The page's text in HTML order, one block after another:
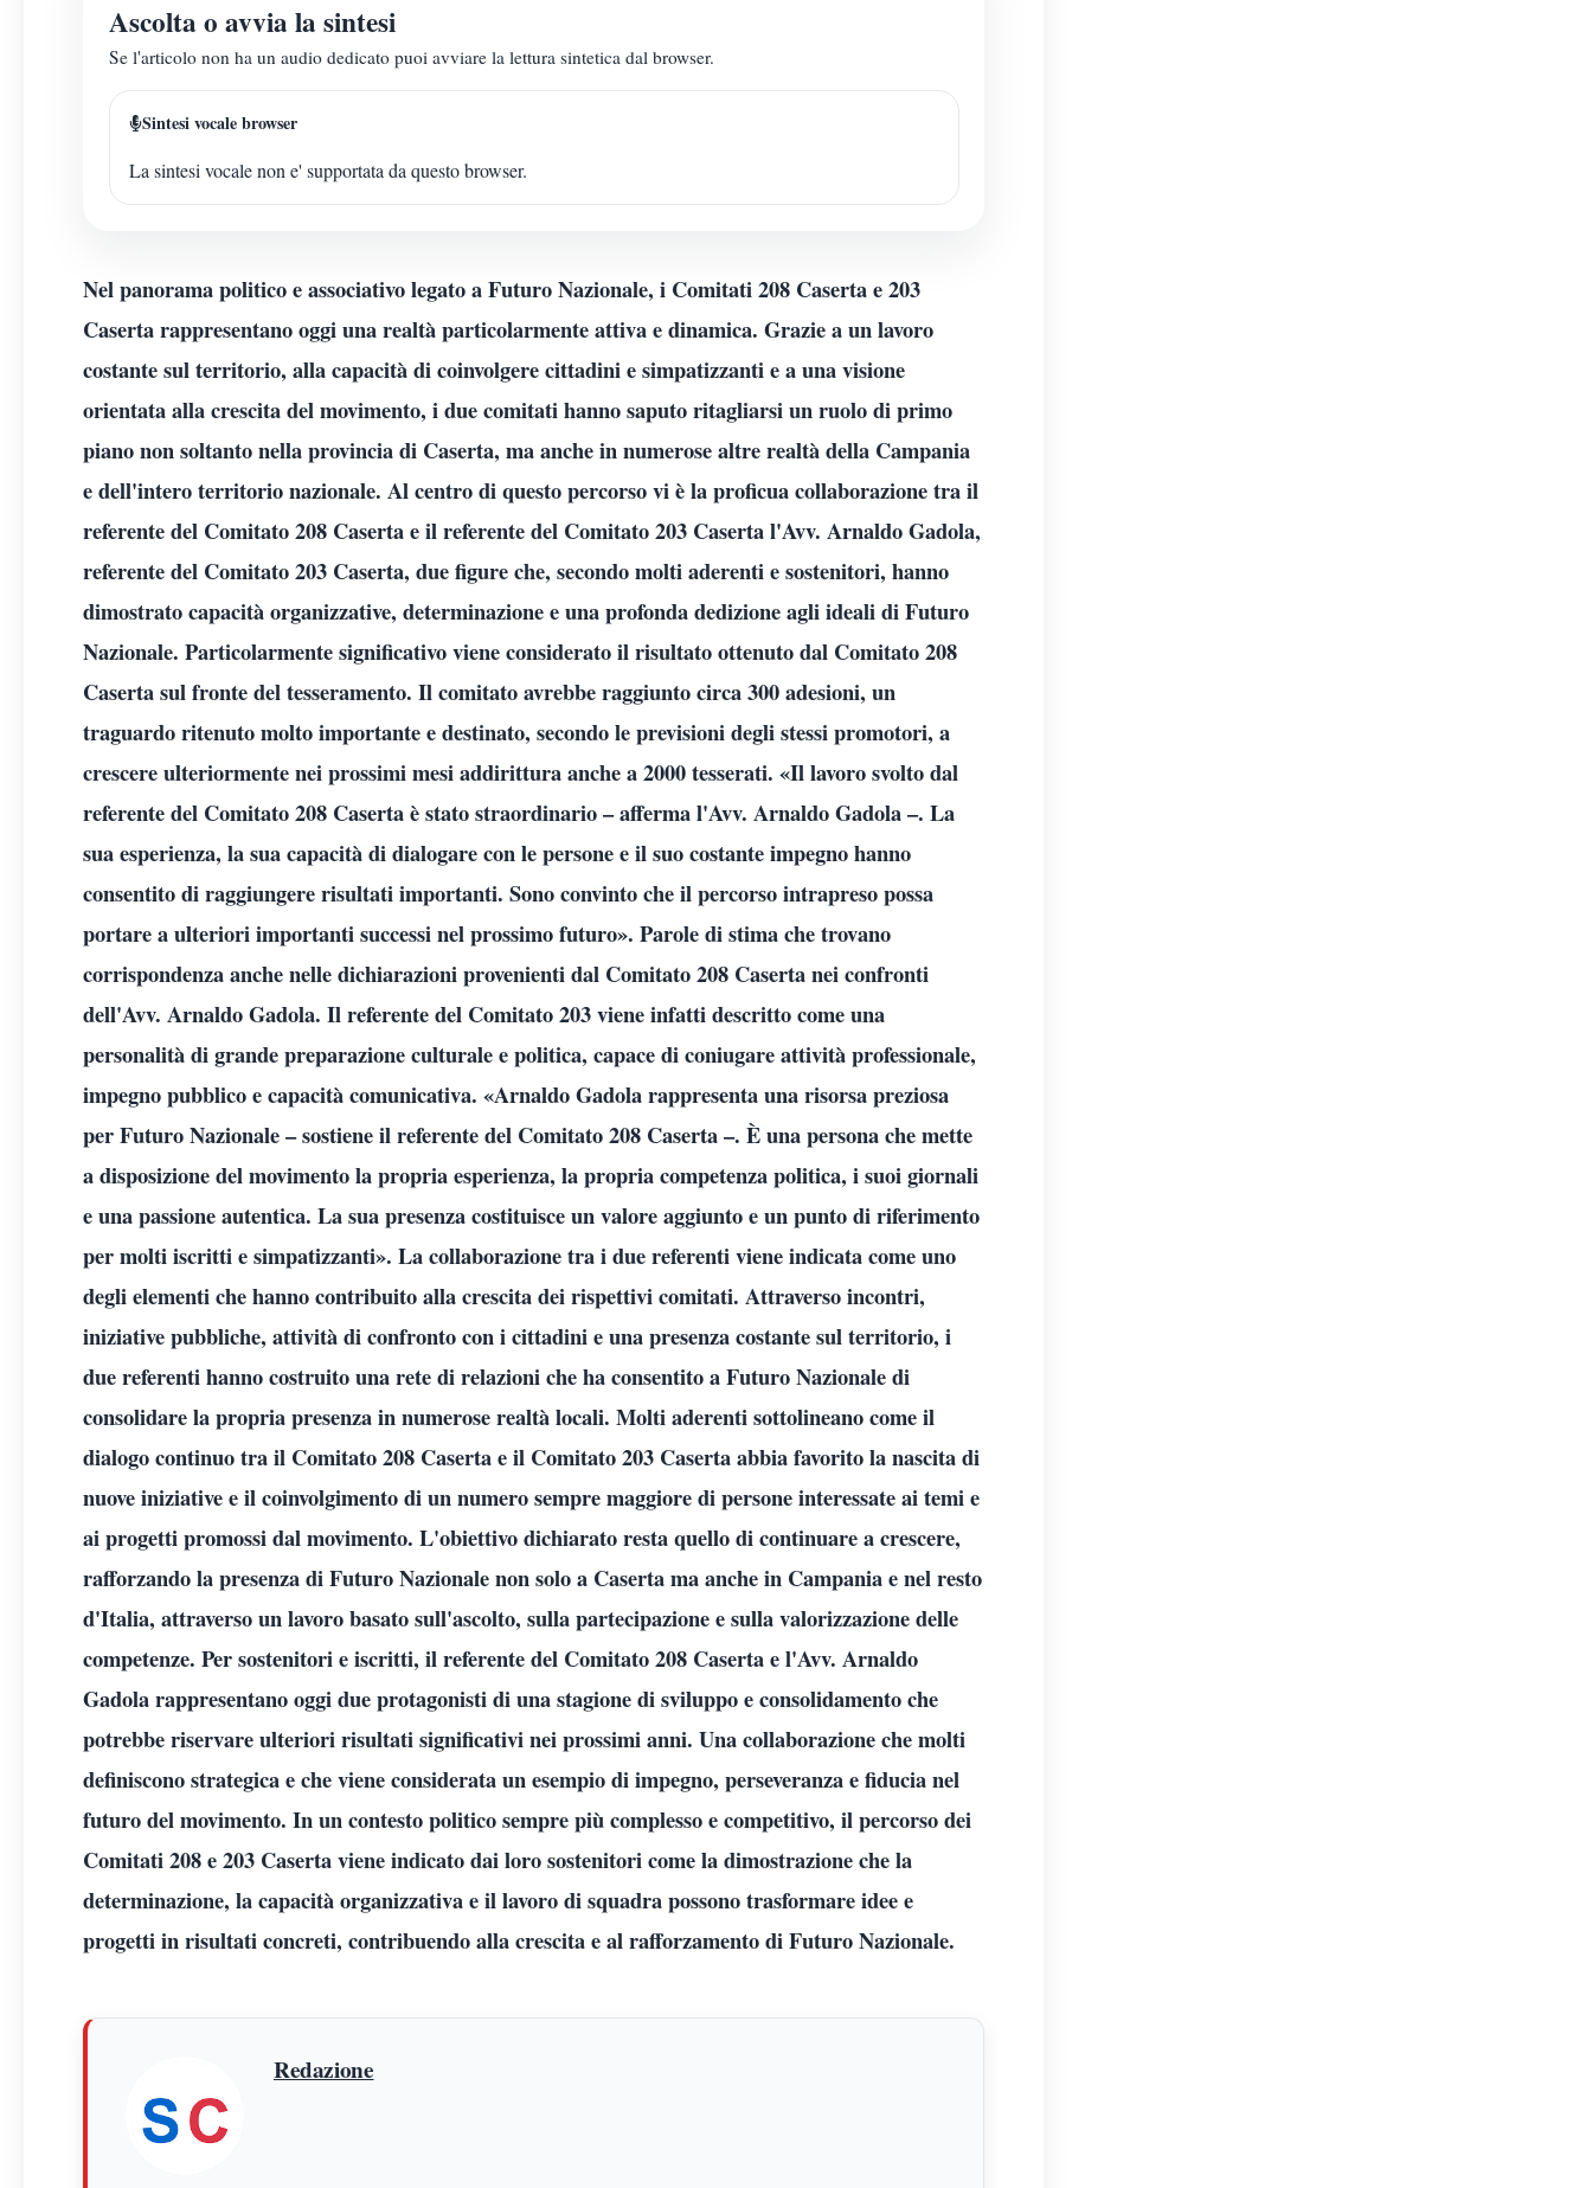
Ascolta o avvia la sintesi
Se l'articolo non ha un audio dedicato puoi avviare la lettura sintetica dal browser.
Sintesi vocale browser
La sintesi vocale non e' supportata da questo browser.
Nel panorama politico e associativo legato a Futuro Nazionale, i Comitati 208 Caserta e 203
Caserta rappresentano oggi una realtà particolarmente attiva e dinamica. Grazie a un lavoro
costante sul territorio, alla capacità di coinvolgere cittadini e simpatizzanti e a una visione
orientata alla crescita del movimento, i due comitati hanno saputo ritagliarsi un ruolo di primo
piano non soltanto nella provincia di Caserta, ma anche in numerose altre realtà della Campania
e dell'intero territorio nazionale. Al centro di questo percorso vi è la proficua collaborazione tra il
referente del Comitato 208 Caserta e il referente del Comitato 203 Caserta l'Avv. Arnaldo Gadola,
referente del Comitato 203 Caserta, due figure che, secondo molti aderenti e sostenitori, hanno
dimostrato capacità organizzative, determinazione e una profonda dedizione agli ideali di Futuro
Nazionale. Particolarmente significativo viene considerato il risultato ottenuto dal Comitato 208
Caserta sul fronte del tesseramento. Il comitato avrebbe raggiunto circa 300 adesioni, un
traguardo ritenuto molto importante e destinato, secondo le previsioni degli stessi promotori, a
crescere ulteriormente nei prossimi mesi addirittura anche a 2000 tesserati. «Il lavoro svolto dal
referente del Comitato 208 Caserta è stato straordinario – afferma l'Avv. Arnaldo Gadola –. La
sua esperienza, la sua capacità di dialogare con le persone e il suo costante impegno hanno
consentito di raggiungere risultati importanti. Sono convinto che il percorso intrapreso possa
portare a ulteriori importanti successi nel prossimo futuro». Parole di stima che trovano
corrispondenza anche nelle dichiarazioni provenienti dal Comitato 208 Caserta nei confronti
dell'Avv. Arnaldo Gadola. Il referente del Comitato 203 viene infatti descritto come una
personalità di grande preparazione culturale e politica, capace di coniugare attività professionale,
impegno pubblico e capacità comunicativa. «Arnaldo Gadola rappresenta una risorsa preziosa
per Futuro Nazionale – sostiene il referente del Comitato 208 Caserta –. È una persona che mette
a disposizione del movimento la propria esperienza, la propria competenza politica, i suoi giornali
e una passione autentica. La sua presenza costituisce un valore aggiunto e un punto di riferimento
per molti iscritti e simpatizzanti». La collaborazione tra i due referenti viene indicata come uno
degli elementi che hanno contribuito alla crescita dei rispettivi comitati. Attraverso incontri,
iniziative pubbliche, attività di confronto con i cittadini e una presenza costante sul territorio, i
due referenti hanno costruito una rete di relazioni che ha consentito a Futuro Nazionale di
consolidare la propria presenza in numerose realtà locali. Molti aderenti sottolineano come il
dialogo continuo tra il Comitato 208 Caserta e il Comitato 203 Caserta abbia favorito la nascita di
nuove iniziative e il coinvolgimento di un numero sempre maggiore di persone interessate ai temi e
ai progetti promossi dal movimento. L'obiettivo dichiarato resta quello di continuare a crescere,
rafforzando la presenza di Futuro Nazionale non solo a Caserta ma anche in Campania e nel resto
d'Italia, attraverso un lavoro basato sull'ascolto, sulla partecipazione e sulla valorizzazione delle
competenze. Per sostenitori e iscritti, il referente del Comitato 208 Caserta e l'Avv. Arnaldo
Gadola rappresentano oggi due protagonisti di una stagione di sviluppo e consolidamento che
potrebbe riservare ulteriori risultati significativi nei prossimi anni. Una collaborazione che molti
definiscono strategica e che viene considerata un esempio di impegno, perseveranza e fiducia nel
futuro del movimento. In un contesto politico sempre più complesso e competitivo, il percorso dei
Comitati 208 e 203 Caserta viene indicato dai loro sostenitori come la dimostrazione che la
determinazione, la capacità organizzativa e il lavoro di squadra possono trasformare idee e
progetti in risultati concreti, contribuendo alla crescita e al rafforzamento di Futuro Nazionale.
Redazione